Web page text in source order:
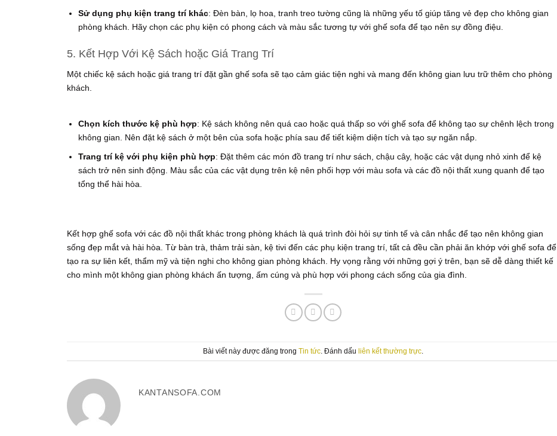
Sử dụng phụ kiện trang trí khác: Đèn bàn, lọ hoa, tranh treo tường cũng là những yếu tố giúp tăng vẻ đẹp cho không gian
phòng khách. Hãy chọn các phụ kiện có phong cách và màu sắc tương tự với ghế sofa để tạo nên sự đồng điệu.
5. Kết Hợp Với Kệ Sách hoặc Giá Trang Trí
Một chiếc kệ sách hoặc giá trang trí đặt gần ghế sofa sẽ tạo cảm giác tiện nghi và mang đến không gian lưu trữ thêm cho phòng
khách.
Chọn kích thước kệ phù hợp: Kệ sách không nên quá cao hoặc quá thấp so với ghế sofa để không tạo sự chênh lệch trong
không gian. Nên đặt kệ sách ở một bên của sofa hoặc phía sau để tiết kiệm diện tích và tạo sự ngăn nắp.
Trang trí kệ với phụ kiện phù hợp: Đặt thêm các món đồ trang trí như sách, chậu cây, hoặc các vật dụng nhỏ xinh để kệ
sách trở nên sinh động. Màu sắc của các vật dụng trên kệ nên phối hợp với màu sofa và các đồ nội thất xung quanh để tạo
tổng thể hài hòa.
Kết hợp ghế sofa với các đồ nội thất khác trong phòng khách là quá trình đòi hỏi sự tinh tế và cân nhắc để tạo nên không gian
sống đẹp mắt và hài hòa. Từ bàn trà, thảm trải sàn, kệ tivi đến các phụ kiện trang trí, tất cả đều cần phải ăn khớp với ghế sofa để
tạo ra sự liên kết, thẩm mỹ và tiện nghi cho không gian phòng khách. Hy vọng rằng với những gợi ý trên, bạn sẽ dễ dàng thiết kế
cho mình một không gian phòng khách ấn tượng, ấm cúng và phù hợp với phong cách sống của gia đình.
Bài viết này được đăng trong Tin tức . Đánh dấu liên kết thường trực
KANTANSOFA.COM